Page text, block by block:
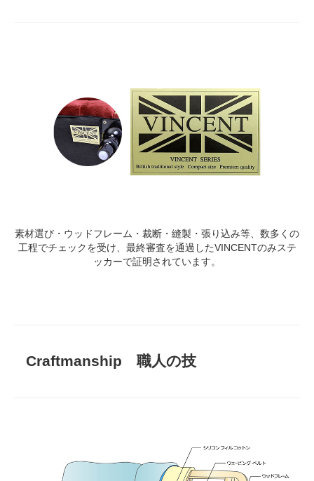
素材選び・ウッドフレーム・裁断・縫製・張り込み等、数多くの
工程でチェックを受け、最終審査を通過したVINCENTのみステ
ッカーで証明されています。
Craftmanship 職人の技